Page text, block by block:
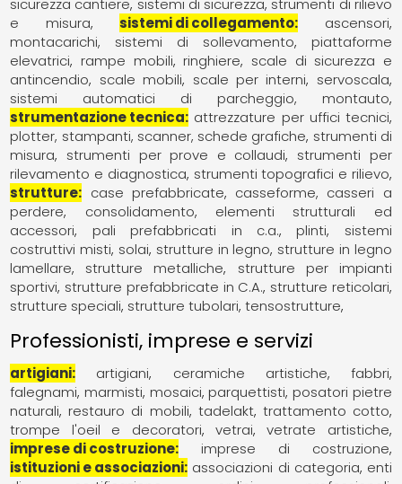
sicurezza cantiere sistemi di sicurezza strumenti di rilievo
e misura
sistemi di collegamento
ascensori
montacarichi, sistemi di sollevamento
piattaforme
elevatrici rampe mobili ringhiere
scale di sicurezza e
antincendio
scale mobili scale per interni
servoscala
sistemi automatici di parcheggio, montauto
strumentazione tecnica attrezzature per uffici tecnici
plotter, stampanti, scanner, schede grafiche strumenti di
misura
strumenti per prove e collaudi
strumenti per
rilevamento e diagnostica strumenti topografici e rilievo
strutture
case prefabbricate
casseforme, casseri a
perdere
consolidamento
elementi strutturali ed
accessori
pali prefabbricati in c.a. plinti
sistemi
costruttivi misti solai strutture in legno strutture in legno
lamellare
strutture metalliche
strutture per impianti
sportivi strutture prefabbricate in C.A. strutture reticolari
strutture speciali strutture tubolari tensostrutture
Professionisti, imprese e servizi
artigiani artigiani ceramiche artistiche
fabbri
falegnami marmisti mosaici parquettisti posatori pietre
naturali restauro di mobili tadelakt trattamento cotto
trompe l'oeil e decoratori
vetrai
vetrate artistiche
imprese di costruzione
imprese di costruzione
istituzioni e associazioni associazioni di categoria enti